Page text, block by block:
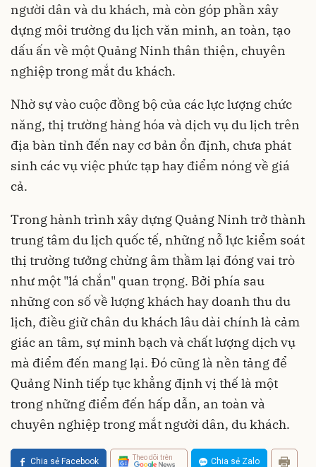
người dân và du khách, mà còn góp phần xây
dựng môi trường du lịch văn minh, an toàn, tạo
dấu ấn về một Quảng Ninh thân thiện, chuyên
nghiệp trong mắt du khách.
Nhờ sự vào cuộc đồng bộ của các lực lượng chức
năng, thị trường hàng hóa và dịch vụ du lịch trên
địa bàn tỉnh đến nay cơ bản ổn định, chưa phát
sinh các vụ việc phức tạp hay điểm nóng về giá
cả.
Trong hành trình xây dựng Quảng Ninh trở thành
trung tâm du lịch quốc tế, những nỗ lực kiểm soát
thị trường tưởng chừng âm thầm lại đóng vai trò
như một "lá chắn" quan trọng. Bởi phía sau
những con số về lượng khách hay doanh thu du
lịch, điều giữ chân du khách lâu dài chính là cảm
giác an tâm, sự minh bạch và chất lượng dịch vụ
mà điểm đến mang lại. Đó cũng là nền tảng để
Quảng Ninh tiếp tục khẳng định vị thế là một
trong những điểm đến hấp dẫn, an toàn và
chuyên nghiệp trong mắt người dân, du khách.
Chia sẻ Facebook Theo dõi trên Chia sẻ Zalo